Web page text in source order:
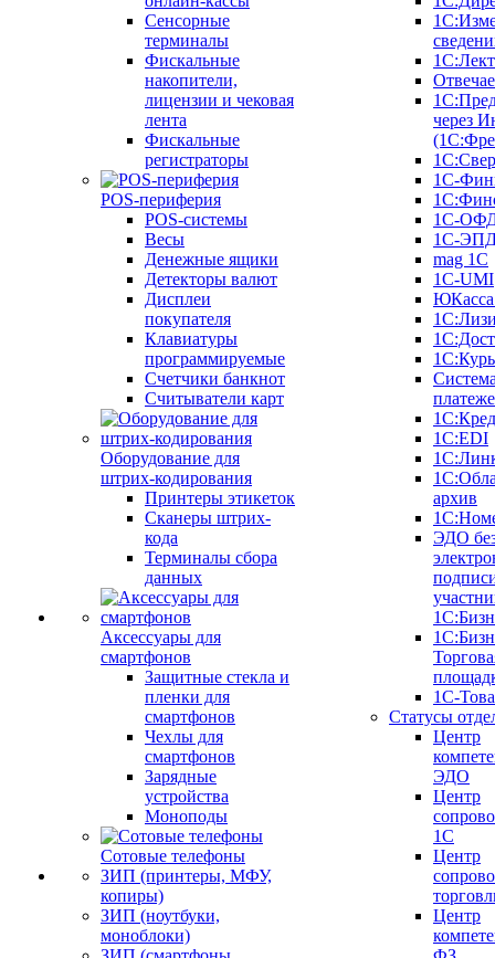
Сенсорные
терминалы
Фискальные
накопители,
лицензии и чековая
лента
Фискальные
регистраторы
POS-периферия
POS-системы
Весы
Денежные ящики
Детекторы валют
Дисплеи
покупателя
Клавиатуры
программируемые
Счетчики банкнот
Считыватели карт
Оборудование для
штрих-кодирования
Принтеры этикеток
Сканеры штрих-
кода
Терминалы сбора
данных
Аксессуары для
смартфонов
Защитные стекла и
пленки для
смартфонов
Чехлы для
смартфонов
Зарядные
устройства
Моноподы
Сотовые телефоны
ЗИП (принтеры, МФУ,
копиры)
ЗИП (ноутбуки,
моноблоки)
через
1С-
1С-
1С-
mag 1C
1C-UMI
1С:EDI
архив
ЭДО
1С-
Статусы
Центр
ЭДО
Центр
1С
Центр
Центр